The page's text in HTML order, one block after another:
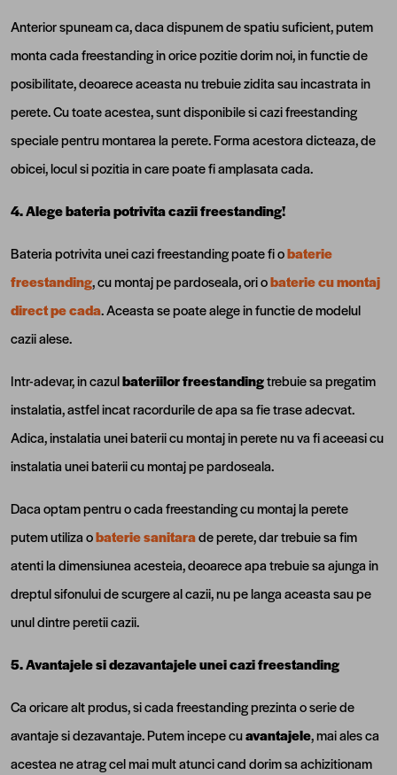
Anterior spuneam ca, daca dispunem de spatiu suficient, putem
monta cada freestanding in orice pozitie dorim noi, in functie de
posibilitate, deoarece aceasta nu trebuie zidita sau incastrata in
perete. Cu toate acestea, sunt disponibile si cazi freestanding
speciale pentru montarea la perete. Forma acestora dicteaza, de
obicei, locul si pozitia in care poate fi amplasata cada.
4. Alege bateria potrivita cazii freestanding!
Bateria potrivita unei cazi freestanding poate fi obaterie
freestanding, cu montaj pe pardoseala, ori obaterie cu montaj
direct pe cada. Aceasta se poate alege in functie de modelul
cazii alese.
Intr-adevar, in cazulbateriilor freestandingtrebuie sa pregatim
instalatia, astfel incat racordurile de apa sa fie trase adecvat.
Adica, instalatia unei baterii cu montaj in perete nu va fi aceeasi cu
instalatia unei baterii cu montaj pe pardoseala.
Daca optam pentru o cada freestanding cu montaj la perete
putem utiliza obaterie sanitarade perete, dar trebuie sa fim
atenti la dimensiunea acesteia, deoarece apa trebuie sa ajunga in
dreptul sifonului de scurgere al cazii, nu pe langa aceasta sau pe
unul dintre peretii cazii.
5. Avantajele si dezavantajele unei cazi freestanding
Ca oricare alt produs, si cada freestanding prezinta o serie de
avantaje si dezavantaje. Putem incepe cuavantajele, mai ales ca
acestea ne atrag cel mai mult atunci cand dorim sa achizitionam